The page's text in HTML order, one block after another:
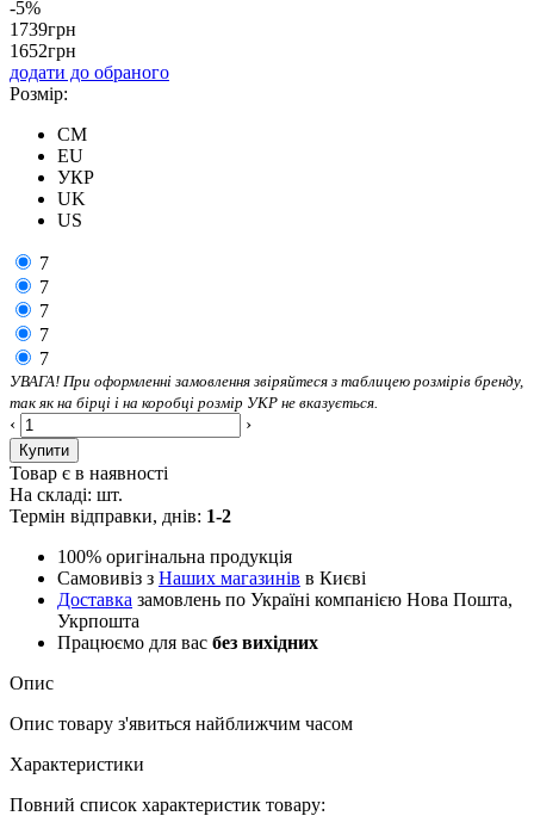
-5%
1739грн
1652грн
додати до обраного
Розмір:
CM
EU
УКР
UK
US
7
7
7
7
7
УВАГА! При оформленні замовлення звіряйтеся з таблицею розмірів бренду,
так як на бірці і на коробці розмір УКР не вказується.
‹ ›
Купити
Товар є в наявності
На складі: шт.
Термін відправки, днів: 1-2
100% оригінальна продукція
Самовивіз з Наших магазинів в Києві
Доставка замовлень по Україні компанією Нова Пошта,
Укрпошта
Працюємо для вас без вихідних
Опис
Опис товару з'явиться найближчим часом
Характеристики
Повний список характеристик товару: